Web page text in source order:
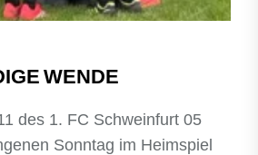
WENDE
des 1. FC Schweinfurt 05
Sonntag im Heimspiel